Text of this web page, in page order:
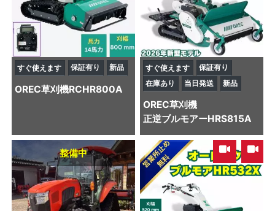
すぐ使えます 保証有り 新品
OREC草刈機RCHR800A
すぐ使えます
保証有り
在庫あり
当日発送 新品
OREC草刈機
正逆ブルモアーHRS815A
整備中 ,